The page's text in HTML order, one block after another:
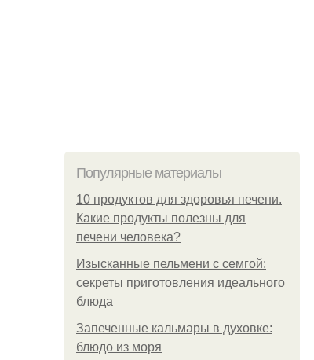
Популярные материалы
10 продуктов для здоровья печени.
Какие продукты полезны для
печени человека?
Изысканные пельмени с семгой:
секреты приготовления идеального
блюда
Запеченные кальмары в духовке:
блюдо из моря